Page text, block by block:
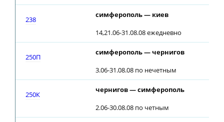
238
симферополь — киев
14,21.06-31.08.08 ежедневно
250П
симферополь — чернигов
3.06-31.08.08 по нечетным
250К
чернигов — симферополь
2.06-30.08.08 по четным